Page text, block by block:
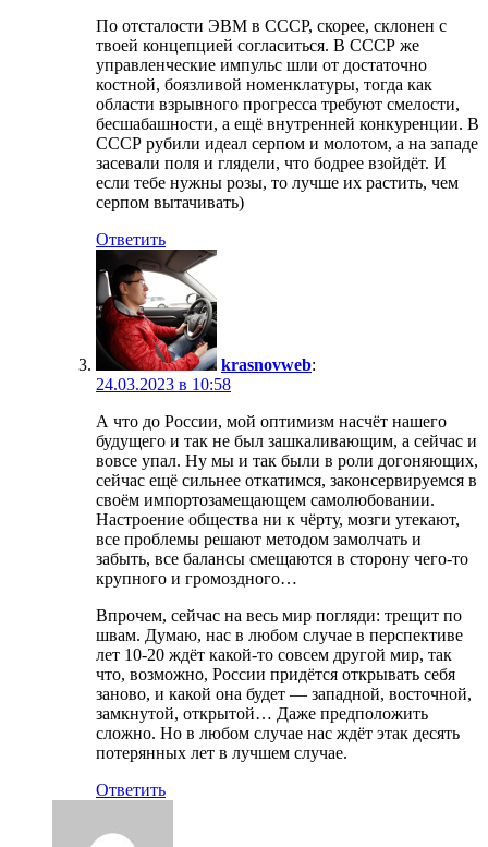
По отсталости ЭВМ в СССР, скорее, склонен с
твоей концепцией согласиться. В СССР же
управленческие импульс шли от достаточно
костной, боязливой номенклатуры, тогда как
области взрывного прогресса требуют смелости,
бесшабашности, а ещё внутренней конкуренции. В
СССР рубили идеал серпом и молотом, а на западе
засевали поля и глядели, что бодрее взойдёт. И
если тебе нужны розы, то лучше их растить, чем
серпом вытачивать)
Ответить
krasnovweb:
24.03.2023 в 10:58
А что до России, мой оптимизм насчёт нашего
будущего и так не был зашкаливающим, а сейчас и
вовсе упал. Ну мы и так были в роли догоняющих,
сейчас ещё сильнее откатимся, законсервируемся в
своём импортозамещающем самолюбовании.
Настроение общества ни к чёрту, мозги утекают,
все проблемы решают методом замолчать и
забыть, все балансы смещаются в сторону чего-то
крупного и громоздного…
Впрочем, сейчас на весь мир погляди: трещит по
швам. Думаю, нас в любом случае в перспективе
лет 10-20 ждёт какой-то совсем другой мир, так
что, возможно, России придётся открывать себя
заново, и какой она будет — западной, восточной,
замкнутой, открытой… Даже предположить
сложно. Но в любом случае нас ждёт этак десять
потерянных лет в лучшем случае.
Ответить